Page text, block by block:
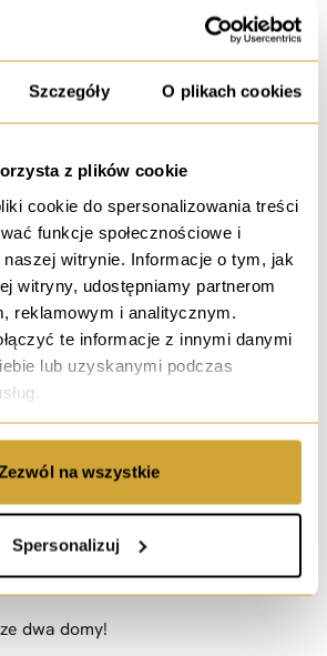
Szczegóły O plikach cookies
z plików cookie
cookie do spersonalizowania treści
funkcje społecznościowe i
witrynie. Informacje o tym, jak
witryny, udostępniamy partnerom
reklamowym i analitycznym.
te informacje z innymi danymi
lub uzyskanymi podczas
na wszystkie
Spersonalizuj
|30 min od Wrocławia! |Cisza!
m²
Rynek wtórny
dwa domy!